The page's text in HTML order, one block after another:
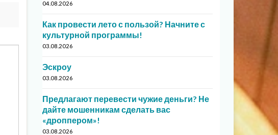
04.08.2026
Как провести лето с пользой? Начните с
культурной программы!
03.08.2026
Эскроу
03.08.2026
Предлагают перевести чужие деньги? Не
дайте мошенникам сделать вас
«дроппером»!
03.08.2026